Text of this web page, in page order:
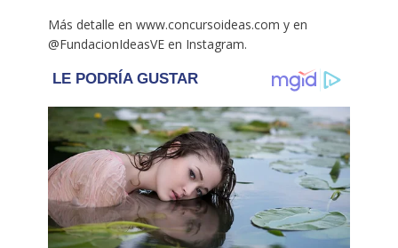
Más detalle en www.concursoideas.com y en
@FundacionIdeasVE en Instagram.